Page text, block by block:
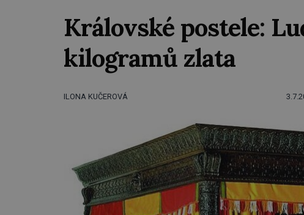
Královské postele:
kilogramů zlata
ILONA KUČEROVÁ